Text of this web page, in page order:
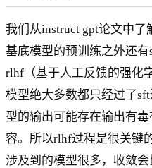
我们从instruct gpt论文中了
基底模型的预训练之外还
rlhf（基于人工反馈的强化
模型绝大多数都只经过了
型的输出可能存在输出有
容。所以rlhf过程是很关键
涉及到的模型很多，收敛